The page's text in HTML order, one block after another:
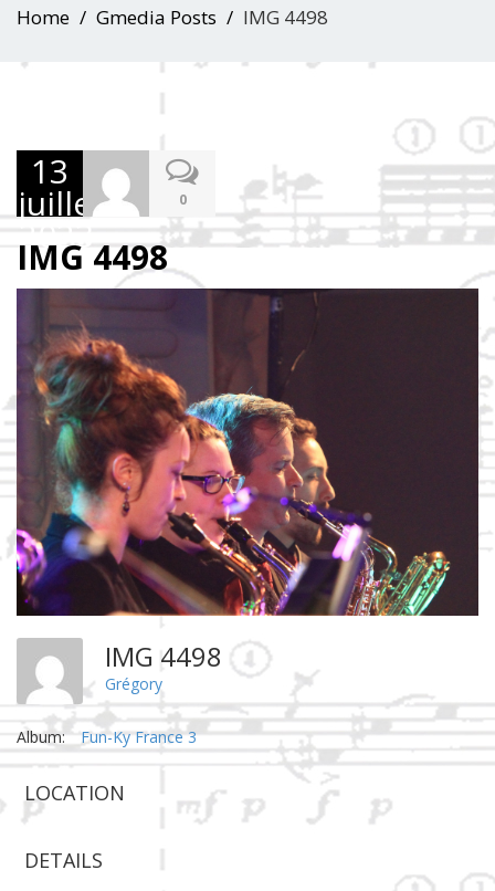
Home Gmedia Posts IMG 4498
13
juillet
2023
0
IMG 4498
IMG 4498
Grégory
Album: Fun-Ky France 3
LOCATION
DETAILS